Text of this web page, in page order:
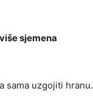
sjemena
sama uzgojiti hranu.